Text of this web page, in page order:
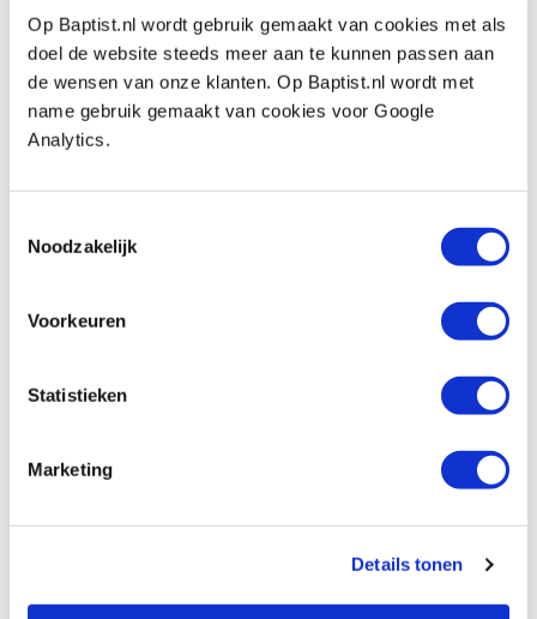
Op Baptist.nl wordt gebruik gemaakt van cookies met als
doel de website steeds meer aan te kunnen passen aan
de wensen van onze klanten. Op Baptist.nl wordt met
name gebruik gemaakt van cookies voor Google
Analytics.
Noodzakelijk
Voorkeuren
Statistieken
Marketing
Details tonen
CMT verlenging 12 mm <-> M12 x 1
Artikelnummer: 34002
€ 17,00 incl. btw
€ 14,05 excl. btw
CMT spantanghouder M12 x 1 <-> 10 - 12